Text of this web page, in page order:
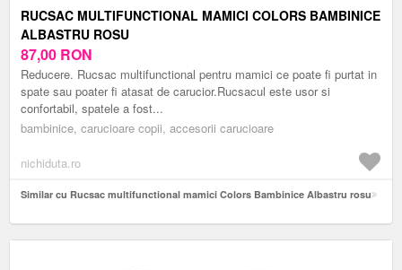
RUCSAC MULTIFUNCTIONAL MAMICI COLORS BAMBINICE
ALBASTRU ROSU
87,00 RON
Reducere. Rucsac multifunctional pentru mamici ce poate fi purtat in
spate sau poater fi atasat de carucior.Rucsacul este usor si
confortabil, spatele a fost...
bambinice, carucioare copii, accesorii carucioare
nichiduta.ro
Similar cu Rucsac multifunctional mamici Colors Bambinice Albastru rosu